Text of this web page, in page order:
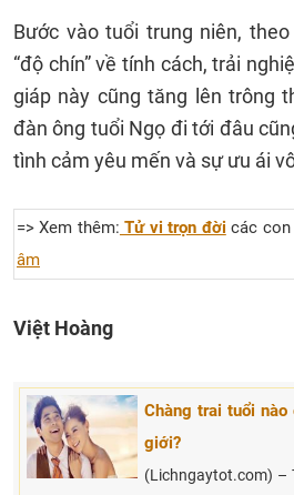
Bước vào tuổi trung niên,
“độ chín” về tính cách, trải
giáp này cũng tăng lên trông
đàn ông tuổi Ngọ đi tới đâu
tình cảm yêu mến và sự ưu ái
=> Xem thêm: Tử vi trọn đời các con
âm
Việt Hoàng
Chàng trai tuổi
giới?
(Lichngaytot.com) –